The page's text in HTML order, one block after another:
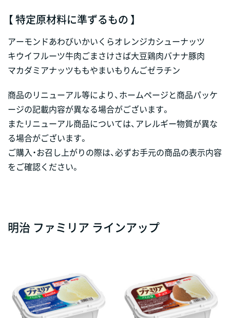
【 特定原材料に準ずるもの 】
アーモンドあわびいかいくらオレンジカシューナッツ
キウイフルーツ牛肉ごまさけさば大豆鶏肉バナナ豚肉
マカダミアナッツももやまいも りんごゼラチン
商品のリニューアル等により、ホームページと商品パッケ
ージの記載内容が異なる場合がございます。
またリニューアル商品については、アレルギー物質が異な
る場合がございます。
ご購入・お召し上がりの際は、必ずお手元の商品の表示内容
をご確認ください。
明治 ファミリア ラインアップ